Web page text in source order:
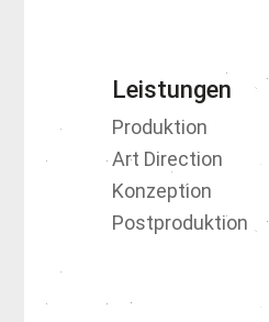
Leistungen
Produktion
Art Direction
Konzeption
Postproduktion